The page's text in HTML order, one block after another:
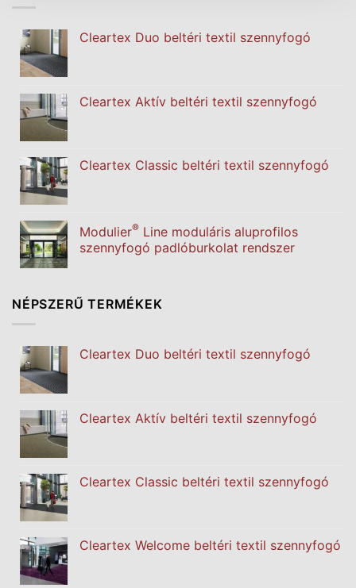
Cleartex Duo beltéri textil szennyfogó
Cleartex Aktív beltéri textil szennyfogó
Cleartex Classic beltéri textil szennyfogó
Modulier® Line moduláris aluprofilos
szennyfogó padlóburkolat rendszer
NÉPSZERŰ TERMÉKEK
Cleartex Duo beltéri textil szennyfogó
Cleartex Aktív beltéri textil szennyfogó
Cleartex Classic beltéri textil szennyfogó
Cleartex Welcome beltéri textil szennyfogó